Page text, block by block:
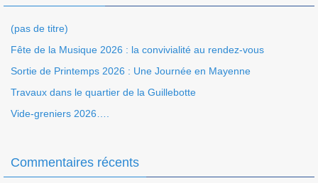
(pas de titre)
Fête de la Musique 2026 : la convivialité au rendez-vous
Sortie de Printemps 2026 : Une Journée en Mayenne
Travaux dans le quartier de la Guillebotte
Vide-greniers 2026….
Commentaires récents